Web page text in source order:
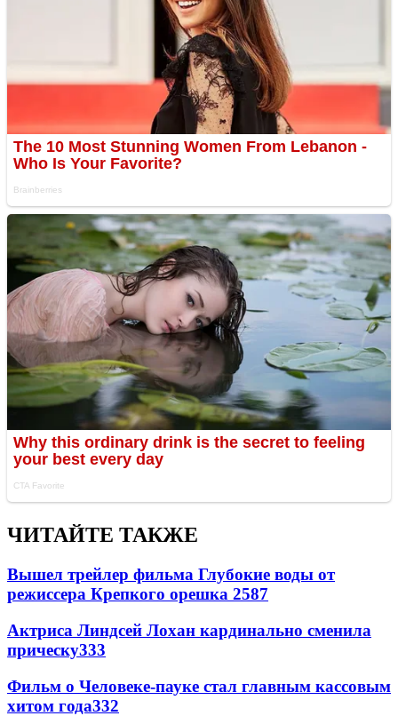
ЧИТАЙТЕ ТАКЖЕ
Вышел трейлер фильма Глубокие воды от
режиссера Крепкого орешка 2587
Актриса Линдсей Лохан кардинально сменила
прическу333
Фильм о Человеке-пауке стал главным кассовым
хитом года332